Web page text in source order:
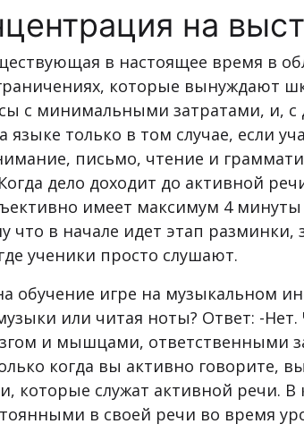
на
в настоящее время в
которые вынуждают
с минимальными затратами, и,
языке только в том случае, если
письмо, чтение и
дело доходит до активной
имеет максимум 4
что в начале идет этап
ученики просто слушают.
обучение игре на музыкальном
или читая ноты? Ответ: -
и мышцами, ответственными
когда вы активно говорите,
служат активной речи.
в своей речи во время